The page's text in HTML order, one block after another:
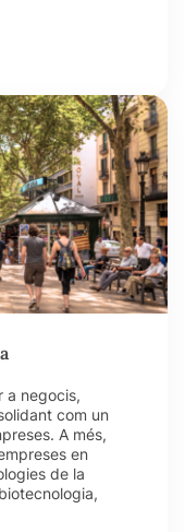
a negocis,
com un
A més,
en
de la